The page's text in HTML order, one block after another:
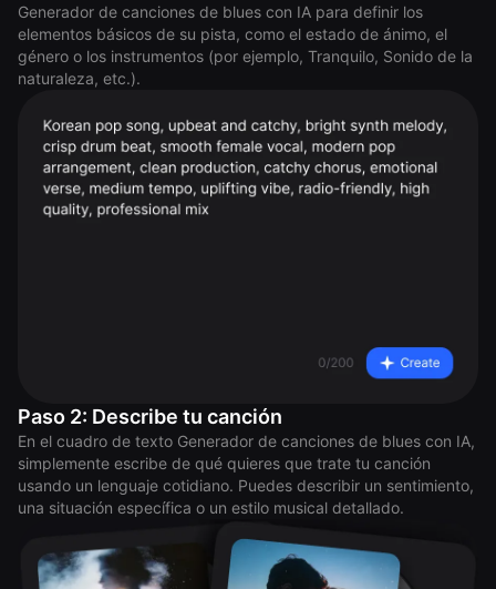
Generador de canciones de blues con IA para definir los
elementos básicos de su pista, como el estado de ánimo, el
género o los instrumentos (por ejemplo, Tranquilo, Sonido de la
naturaleza, etc.).
Paso 2: Describe tu canción
En el cuadro de texto Generador de canciones de blues con IA,
simplemente escribe de qué quieres que trate tu canción
usando un lenguaje cotidiano. Puedes describir un sentimiento,
una situación específica o un estilo musical detallado.